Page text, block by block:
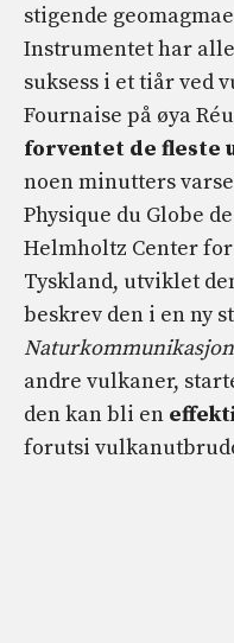
stigende
Instrumentet har
suksess i et tiår ved
Fournaise på øya
forventet de fleste
noen minutters
Physique du Globe
Helmholtz Center for
Tyskland, utviklet
beskrev den i en ny
Naturkommunikasjon
andre vulkaner,
den kan bli en
forutsi